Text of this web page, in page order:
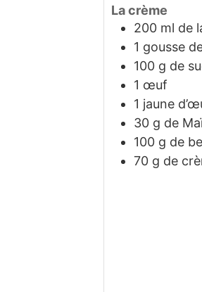
La crème
200 ml de
1 gousse
100 g de
1 œuf
1 jaune
30 g de
100 g de
70 g de